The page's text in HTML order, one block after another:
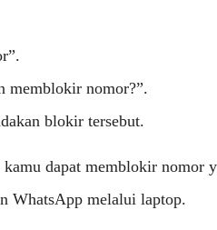
memblokir nomor?”.
blokir tersebut.
dapat memblokir nomor
WhatsApp melalui laptop.